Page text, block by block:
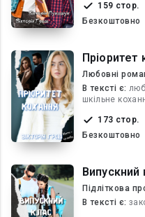
159 стор.
Безкоштовно
Пріоритет
Любовні
В текcті є:
шкільне
173 стор.
Безкоштовно
Випускний
Підліткова
В текcті є: